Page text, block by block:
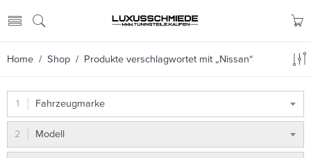
Home / Shop / Produkte verschlagwortet mit „Nissan“
Fahrzeugmarke
Modell